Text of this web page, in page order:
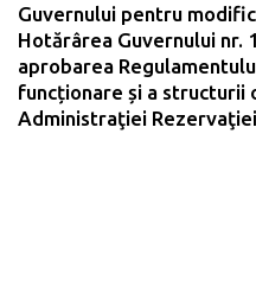
Guvernului pentru
Hotărârea Guvernului nr.
aprobarea
funcționare și a structurii
Administraţiei